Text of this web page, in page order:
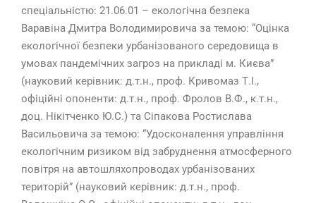
спеціальністю: 21.06.01 – екологічна безпека
Варавіна Дмитра Володимировича за темою: “Оцінка
екологічної безпеки урбанізованого середовища в
умовах пандемічних загроз на прикладі м. Києва”
(науковий керівник: д.т.н., проф. Кривомаз Т.І.,
офіційні опоненти: д.т.н., проф. Фролов В.Ф., к.т.н.,
доц. Нікітченко Ю.С.) та Сіпакова Ростислава
Васильовича за темою: “Удосконалення управління
екологічним ризиком від забруднення атмосферного
повітря на автошляхопроводах урбанізованих
територій” (науковий керівник: д.т.н., проф.